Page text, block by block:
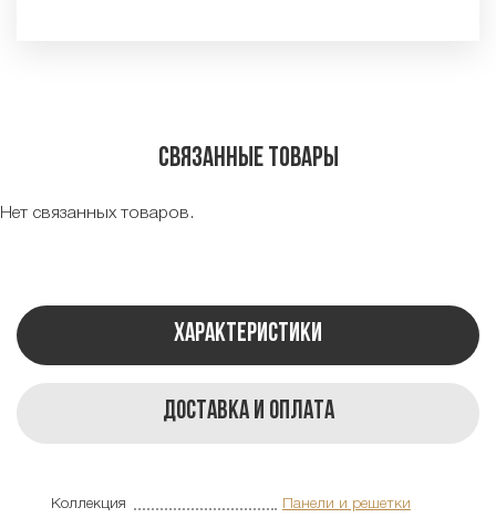
Связанные товары
Нет связанных товаров.
Характеристики
Доставка и оплата
Коллекция
Панели и решетки